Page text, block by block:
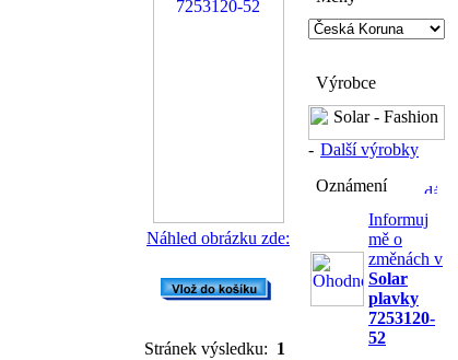
Náhled obrázku zde:
Stránek výsledku: 1
Výrobce
- Další výrobky
Oznámení
Informuj
mě o
změnách v
Solar
plavky
7253120-
52